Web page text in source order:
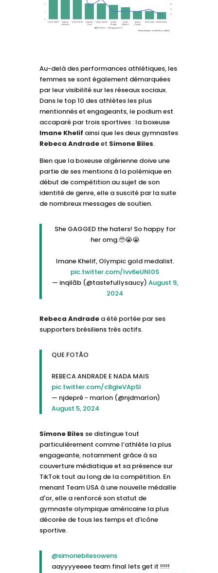
Au-delà des performances athlétiques, les
femmes se sont également démarquées
par leur visibilité sur les réseaux sociaux.
Dans le top 10 des athlètes les plus
mentionnés et engageants, le podium est
accaparé par trois sportives : la boxeuse
Imane Khelif ainsi que les deux gymnastes
Rebeca Andradeet Simone Biles.
Bien que la boxeuse algérienne doive une
partie de ses mentions à la polémique en
début de compétition au sujet de son
identité de genre, elle a suscité par la suite
de nombreux messages de soutien.
She GAGGED the haters! So happy for
her omg.🥹😭😭
Imane Khelif, Olympic gold medalist.
pic.twitter.com/Ivv6eUNl0S
— inqilāb (@tastefullysaucy) August 9,
2024
Rebeca Andradea été portée par ses
supporters brésiliens très actifs.
QUE FOTÃO
REBECA ANDRADE E NADA MAIS
pic.twitter.com/c8gleVApSI
— njdeprê - marlon (@njdmarlon)
August 5, 2024
Simone Biles se distingue tout
particulièrement comme l’athlète la plus
engageante, notamment grâce à sa
couverture médiatique et sa présence sur
TikTok tout au long de la compétition. En
menant Team USA à une nouvelle médaille
d'or, elle a renforcé son statut de
gymnaste olympique américaine la plus
décorée de tous les temps et d’icône
sportive.
@simonebilesowens
aayyyyeeee team final lets get it !!!!!